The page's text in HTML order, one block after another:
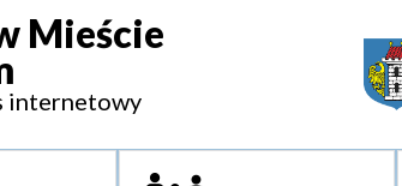
Mieście
internetowy